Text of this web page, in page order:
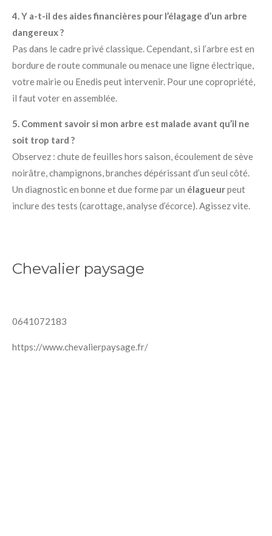
4. Y a-t-il des aides financières pour l’élagage d’un arbre
dangereux ?
Pas dans le cadre privé classique. Cependant, si l’arbre est en
bordure de route communale ou menace une ligne électrique,
votre mairie ou Enedis peut intervenir. Pour une copropriété,
il faut voter en assemblée.
5. Comment savoir si mon arbre est malade avant qu’il ne
soit trop tard ?
Observez : chute de feuilles hors saison, écoulement de sève
noirâtre, champignons, branches dépérissant d’un seul côté.
Un diagnostic en bonne et due forme par un élagueurpeut
inclure des tests (carottage, analyse d’écorce). Agissez vite.
Chevalier paysage
0641072183
https://www.chevalierpaysage.fr/